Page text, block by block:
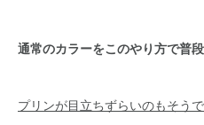
通常のカラーをこのやり方で普
プリンが目立ちずらいのもそうで